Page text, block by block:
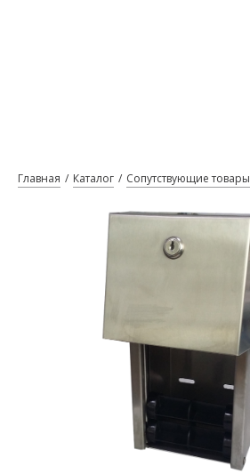
Главная Каталог Сопутствующие товары